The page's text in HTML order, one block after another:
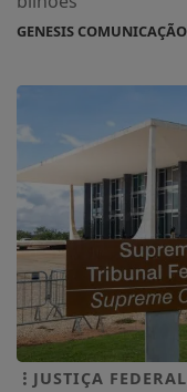
GENESIS COMUNICAÇÃO
JUSTIÇA FEDERAL